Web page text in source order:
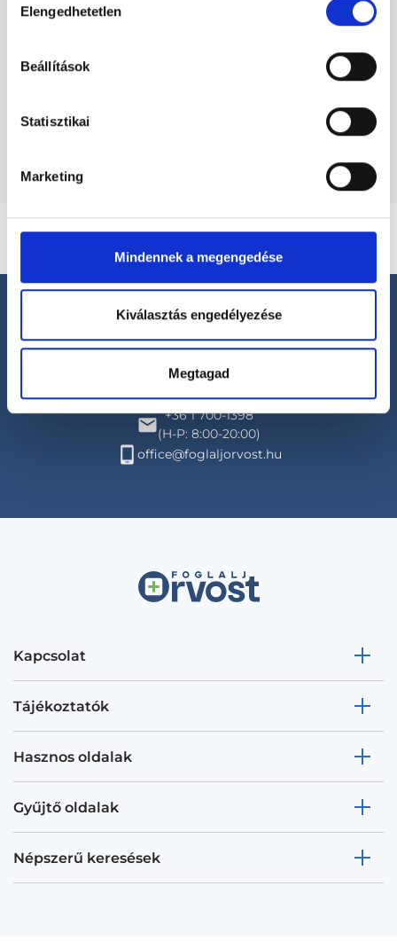
szabályzat:https://foglaljorvost.hu/info/foglaljorvost-
kiválasztása
Elengedhetetlen
Beállítások
Statisztikai
Marketing
Mindennek a megengedése
Kiválasztás engedélyezése
Megtagad
SZAKTERÜLETEK
Szolgáltatások
Budapesti és vidéki urológus orvosok
Segíthetünk?
+36 1 700-1398
(H-P: 8:00-20:00)
office@foglaljorvost.hu
Kapcsolat
Tájékoztatók
Hasznos oldalak
Gyűjtő oldalak
Népszerű keresések